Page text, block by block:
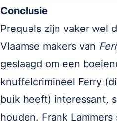
Conclusie
Prequels zijn vaker wel
Vlaamse makers van
geslaagd om een
knuffelcrimineel Ferry
buik heeft) interessant,
houden. Frank